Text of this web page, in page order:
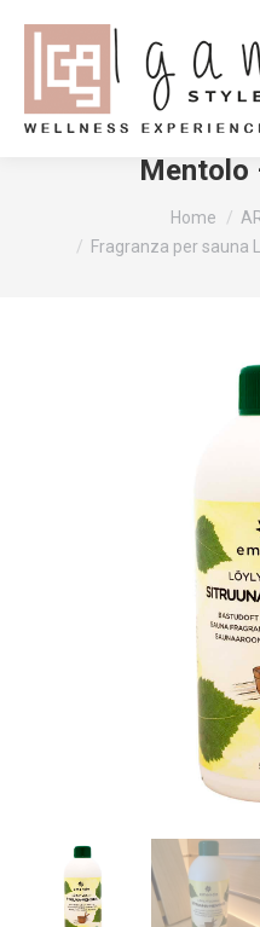
Fragranza per
Mentolo
Home
Fragranza per sauna